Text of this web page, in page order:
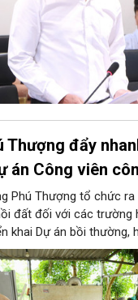
Thượng đẩy
án Công viên
Phú Thượng tổ chức ra
đất đối với các trường
khai Dự án bồi
Công viên công
thuộc Dự án đầu tư